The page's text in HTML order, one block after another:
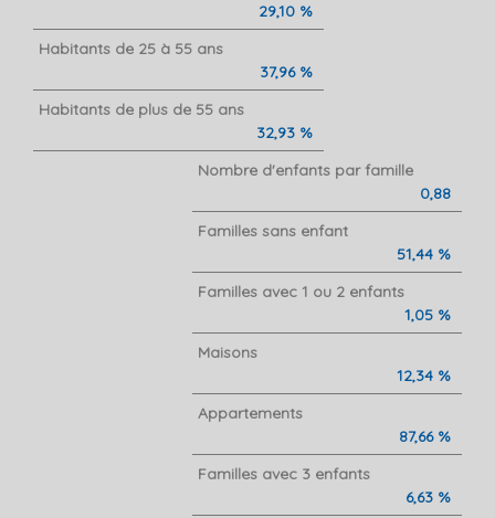
29,10 %
Habitants de 25 à 55 ans
37,96 %
Habitants de plus de 55 ans
32,93 %
Nombre d'enfants par famille
0,88
Familles sans enfant
51,44 %
Familles avec 1 ou 2 enfants
1,05 %
Maisons
12,34 %
Appartements
87,66 %
Familles avec 3 enfants
6,63 %